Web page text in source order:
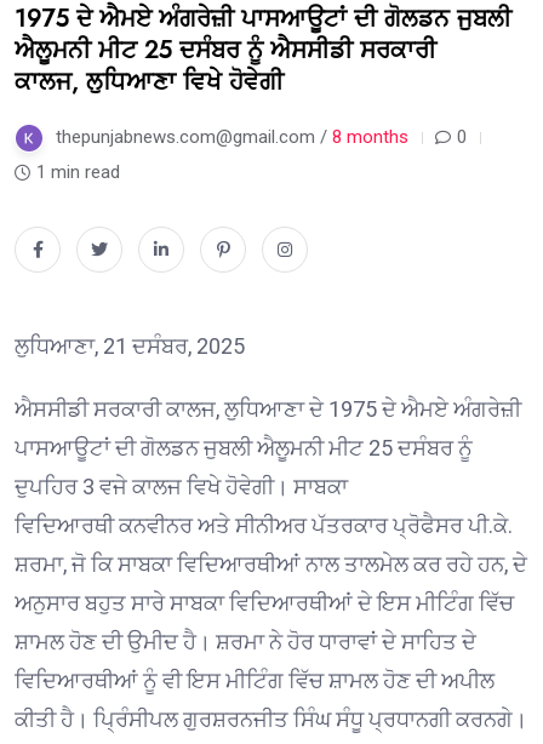
1975 ਦੇ ਐਮਏ ਅੰਗਰੇਜ਼ੀ ਪਾਸਆਊਟਾਂ ਦੀ ਗੋਲਡਨ ਜੁਬਲੀ
ਐਲੂਮਨੀ ਮੀਟ 25 ਦਸੰਬਰ ਨੂੰ ਐਸਸੀਡੀ ਸਰਕਾਰੀ
ਕਾਲਜ, ਲੁਧਿਆਣਾ ਵਿਖੇ ਹੋਵੇਗੀ
thepunjabnews.com@gmail.com / 8 months
0
1 min read
ਲੁਧਿਆਣਾ, 21 ਦਸੰਬਰ, 2025
ਐਸਸੀਡੀ ਸਰਕਾਰੀ ਕਾਲਜ, ਲੁਧਿਆਣਾ ਦੇ 1975 ਦੇ ਐਮਏ ਅੰਗਰੇਜ਼ੀ
ਪਾਸਆਊਟਾਂ ਦੀ ਗੋਲਡਨ ਜੁਬਲੀ ਐਲੂਮਨੀ ਮੀਟ 25 ਦਸੰਬਰ ਨੂੰ
ਦੁਪਹਿਰ 3 ਵਜੇ ਕਾਲਜ ਵਿਖੇ ਹੋਵੇਗੀ। ਸਾਬਕਾ
ਵਿਦਿਆਰਥੀ ਕਨਵੀਨਰ ਅਤੇ ਸੀਨੀਅਰ ਪੱਤਰਕਾਰ ਪ੍ਰੋਫੈਸਰ ਪੀ.ਕੇ.
ਸ਼ਰਮਾ, ਜੋ ਕਿ ਸਾਬਕਾ ਵਿਦਿਆਰਥੀਆਂ ਨਾਲ ਤਾਲਮੇਲ ਕਰ ਰਹੇ ਹਨ, ਦੇ
ਅਨੁਸਾਰ ਬਹੁਤ ਸਾਰੇ ਸਾਬਕਾ ਵਿਦਿਆਰਥੀਆਂ ਦੇ ਇਸ ਮੀਟਿੰਗ ਵਿੱਚ
ਸ਼ਾਮਲ ਹੋਣ ਦੀ ਉਮੀਦ ਹੈ। ਸ਼ਰਮਾ ਨੇ ਹੋਰ ਧਾਰਾਵਾਂ ਦੇ ਸਾਹਿਤ ਦੇ
ਵਿਦਿਆਰਥੀਆਂ ਨੂੰ ਵੀ ਇਸ ਮੀਟਿੰਗ ਵਿੱਚ ਸ਼ਾਮਲ ਹੋਣ ਦੀ ਅਪੀਲ
ਕੀਤੀ ਹੈ। ਪ੍ਰਿੰਸੀਪਲ ਗੁਰਸ਼ਰਨਜੀਤ ਸਿੰਘ ਸੰਧੂ ਪ੍ਰਧਾਨਗੀ ਕਰਨਗੇ।